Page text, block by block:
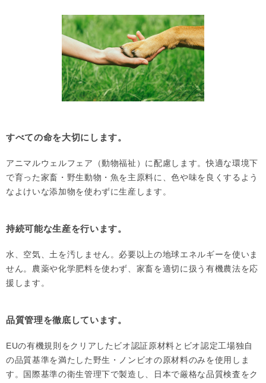
すべての命を大切にします。
アニマルウェルフェア（動物福祉）に配慮します。快適な環境下
で育った家畜・野生動物・魚を主原料に、色や味を良くするよう
なよけいな添加物を使わずに生産します。
持続可能な生産を行います。
水、空気、土を汚しません。必要以上の地球エネルギーを使いま
せん。農薬や化学肥料を使わず、家畜を適切に扱う有機農法を応
援します。
品質管理を徹底しています。
EUの有機規則をクリアしたビオ認証原材料とビオ認定工場独自
の品質基準を満たした野生・ノンビオの原材料のみを使用しま
す。国際基準の衛生管理下で製造し、日本で厳格な品質検査をク